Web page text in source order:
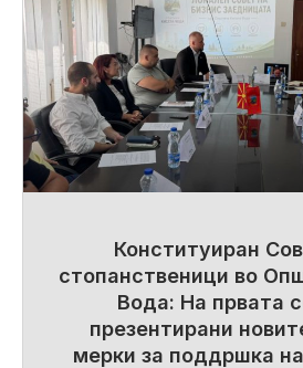
Конституиран
стопанственици во
Вода: На првата
презентирани
мерки за поддршка